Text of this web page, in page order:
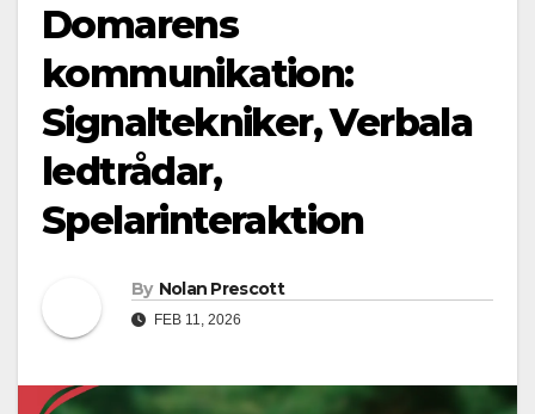
Domarens
kommunikation:
Signaltekniker, Verbala
ledtrådar,
Spelarinteraktion
By Nolan Prescott
FEB 11, 2026